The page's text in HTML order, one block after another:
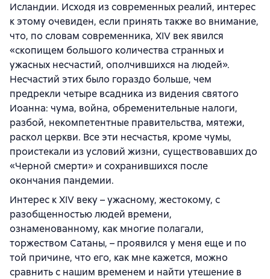
Исландии. Исходя из современных реалий, интерес
к этому очевиден, если принять также во внимание,
что, по словам современника, XIV век явился
«скопищем большого количества странных и
ужасных несчастий, ополчившихся на людей».
Несчастий этих было гораздо больше, чем
предрекли четыре всадника из видения святого
Иоанна: чума, война, обременительные налоги,
разбой, некомпетентные правительства, мятежи,
раскол церкви. Все эти несчастья, кроме чумы,
проистекали из условий жизни, существовавших до
«Черной смерти» и сохранившихся после
окончания пандемии.
Интерес к XIV веку – ужасному, жестокому, с
разобщенностью людей времени,
ознаменованному, как многие полагали,
торжеством Сатаны, – проявился у меня еще и по
той причине, что его, как мне кажется, можно
сравнить с нашим временем и найти утешение в